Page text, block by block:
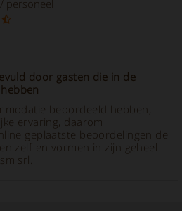
personeel
door gasten die in de
beoordeeld hebben,
ervaring, daarom
geplaatste beoordelingen de
zelf en vormen in zijn geheel
srl.